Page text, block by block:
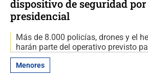
dispositivo de seguridad
presidencial
Más de 8.000 policías, drones y el
harán parte del operativo previsto
Menores